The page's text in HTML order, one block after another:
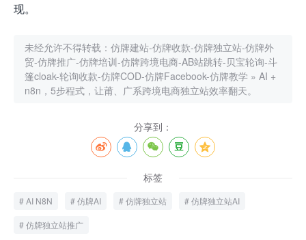
现。
未经允许不得转载： 仿牌建站-仿牌收款-仿牌独立站-仿牌外
贸-仿牌推广-仿牌培训-仿牌跨境电商-AB站跳转-贝宝轮询-斗
篷cloak-轮询收款-仿牌COD-仿牌Facebook-仿牌教学 » AI +
n8n，5步程式，让莆、广系跨境电商独立站效率翻天。
分享到：
标签
AI N8N 仿牌AI 仿牌独立站 仿牌独立站AI
仿牌独立站推广